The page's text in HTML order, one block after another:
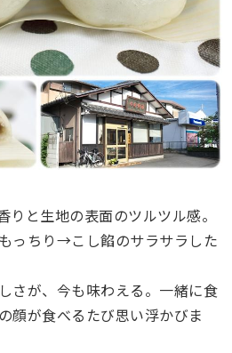
りと生地の表面のツルツル感。
っちり→こし餡のサラサラした
さが、今も味わえる。一緒に食
顔が食べるたび思い浮かびま